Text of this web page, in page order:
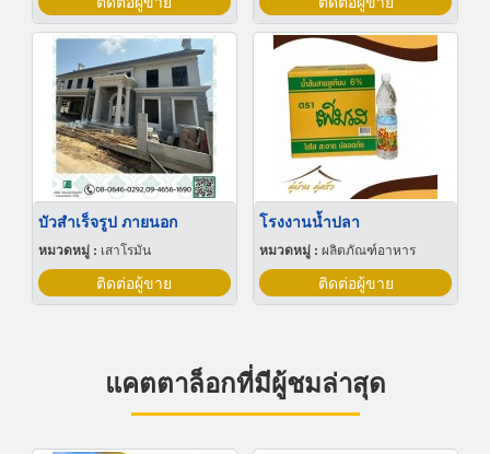
บัวสําเร็จรูป ภายนอก
หมวดหมู่ : เสาโรมัน
ติดต่อผู้ขาย
โรงงานน้ำปลา
หมวดหมู่ : ผลิตภัณฑ์อาหาร
ติดต่อผู้ขาย
แคตตาล็อกที่มีผู้ชมล่าสุด